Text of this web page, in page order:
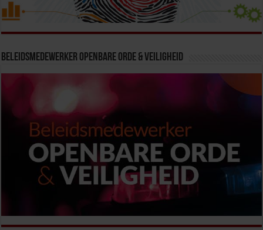
Beleidsmedewerker Openbare Orde & Veiligheid